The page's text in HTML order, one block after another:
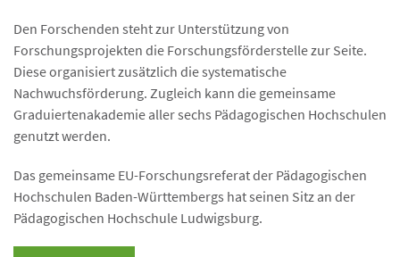
Den Forschenden steht zur Unterstützung von
Forschungsprojekten die Forschungsförderstelle zur Seite.
Diese organisiert zusätzlich die systematische
Nachwuchsförderung. Zugleich kann die gemeinsame
Graduiertenakademie aller sechs Pädagogischen Hochschulen
genutzt werden.
Das gemeinsame EU-Forschungsreferat der Pädagogischen
Hochschulen Baden-Württembergs hat seinen Sitz an der
Pädagogischen Hochschule Ludwigsburg.